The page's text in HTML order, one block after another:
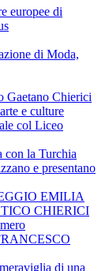
europee di
di Moda,
Gaetano Chierici
e culture
col Liceo
con la Turchia
e presentano
EMILIA
CHIERICI
di una